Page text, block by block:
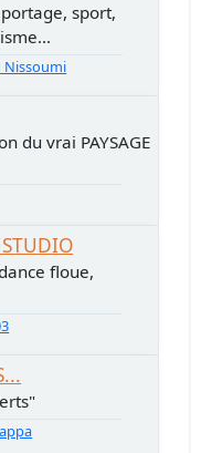
sport,
Nissoumi
du vrai PAYSAGE
floue,